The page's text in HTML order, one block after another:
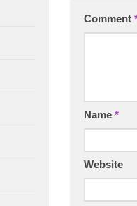
Comment
Name *
Website